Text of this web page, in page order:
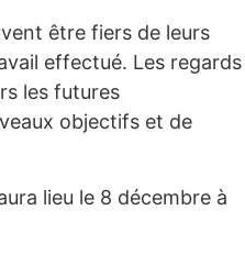
être fiers de leurs
effectué. Les regards
les futures
objectifs et de
lieu le 8 décembre à